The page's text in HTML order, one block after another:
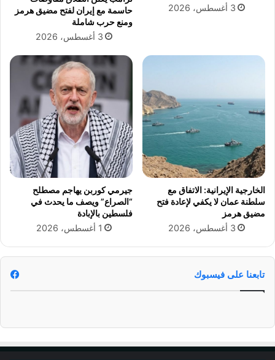
و
ا
ب
ي
3 أغسطس، 2026
حاسمة مع إيران لفتح مضيق هرمز
ومنع حرب شاملة
3 أغسطس، 2026
الخارجية الإيرانية: الاتفاق مع
سلطنة عمان لا يكفي لإعادة فتح
مضيق هرمز
3 أغسطس، 2026
جيرمي كوربن يهاجم مصطلح
“الصراع” ويصف ما يحدث في
فلسطين بالإبادة
1 أغسطس، 2026
تابعنا على فيسبوك